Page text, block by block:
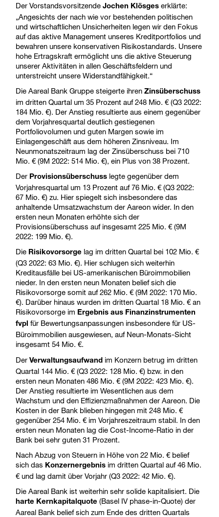
Der Vorstandsvorsitzende Jochen Klösges erklärte:
„Angesichts der nach wie vor bestehenden politischen
und wirtschaftlichen Unsicherheiten legen wir den Fokus
auf das aktive Management unseres Kreditportfolios und
bewahren unsere konservativen Risikostandards. Unsere
hohe Ertragskraft ermöglicht uns die aktive Steuerung
unserer Aktivitäten in allen Geschäftsfeldern und
unterstreicht unsere Widerstandfähigkeit.“
Die Aareal Bank Gruppe steigerte ihren Zinsüberschuss
im dritten Quartal um 35 Prozent auf 248 Mio. € (Q3 2022:
184 Mio. €). Der Anstieg resultierte aus einem gegenüber
dem Vorjahresquartal deutlich gestiegenen
Portfoliovolumen und guten Margen sowie im
Einlagengeschäft aus dem höheren Zinsniveau. Im
Neunmonatszeitraum lag der Zinsüberschuss bei 710
Mio. € (9M 2022: 514 Mio. €), ein Plus von 38 Prozent.
Der Provisionsüberschuss legte gegenüber dem
Vorjahresquartal um 13 Prozent auf 76 Mio. € (Q3 2022:
67 Mio. €) zu. Hier spiegelt sich insbesondere das
anhaltende Umsatzwachstum der Aareon wider. In den
ersten neun Monaten erhöhte sich der
Provisionsüberschuss auf insgesamt 225 Mio. € (9M
2022: 199 Mio. €).
Die Risikovorsorge lag im dritten Quartal bei 102 Mio. €
(Q3 2022: 63 Mio. €). Hier schlugen sich weiterhin
Kreditausfälle bei US-amerikanischen Büroimmobilien
nieder. In den ersten neun Monaten belief sich die
Risikovorsorge somit auf 262 Mio. € (9M 2022: 170 Mio.
€). Darüber hinaus wurden im dritten Quartal 18 Mio. € an
Risikovorsorge im Ergebnis aus Finanzinstrumenten
fvpl für Bewertungsanpassungen insbesondere für US-
Büroimmobilien ausgewiesen, auf Neun-Monats-Sicht
insgesamt 54 Mio. €.
Der Verwaltungsaufwand im Konzern betrug im dritten
Quartal 144 Mio. € (Q3 2022: 128 Mio. €) bzw. in den
ersten neun Monaten 486 Mio. € (9M 2022: 423 Mio. €).
Der Anstieg resultierte im Wesentlichen aus dem
Wachstum und den Effizienzmaßnahmen der Aareon. Die
Kosten in der Bank blieben hingegen mit 248 Mio. €
gegenüber 254 Mio. € im Vorjahreszeitraum stabil. In den
ersten neun Monaten lag die Cost-Income-Ratio in der
Bank bei sehr guten 31 Prozent.
Nach Abzug von Steuern in Höhe von 22 Mio. € belief
sich das Konzernergebnis im dritten Quartal auf 46 Mio.
€ und lag damit über Vorjahr (Q3 2022: 42 Mio. €).
Die Aareal Bank ist weiterhin sehr solide kapitalisiert. Die
harte Kernkapitalquote (Basel IV phase-in-Quote) der
Aareal Bank belief sich zum Ende des dritten Quartals